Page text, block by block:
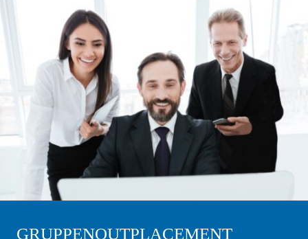
GRUPPEN­OUTPLACEMENT